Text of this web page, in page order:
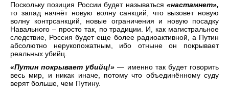
Поскольку позиция России будет называться «настамнет»,
то запад начнёт новую волну санкций, что вызовет новую
волну контрсанкций, новые ограничения и новую посадку
Навального – просто так, по традиции. И, как магистральное
следствие, Россия будет еще более радиоактивной, а Путин
абсолютно нерукопожатным, ибо отныне он покрывает
реальных убийц.
«Путин покрывает убийц!»— именно так будет говорить
весь мир, и никак иначе, потому что объединённому суду
верят больше, чем Путину.